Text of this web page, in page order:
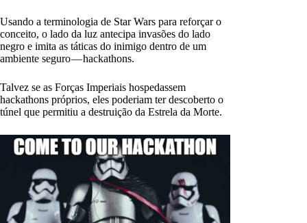
Usando a terminologia de Star Wars para reforçar o
conceito, o lado da luz antecipa invasões do lado
negro e imita as táticas do inimigo dentro de um
ambiente seguro — hackathons.
Talvez se as Forças Imperiais hospedassem
hackathons próprios, eles poderiam ter descoberto o
túnel que permitiu a destruição da Estrela da Morte.